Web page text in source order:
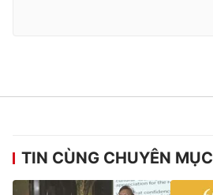
TIN CÙNG CHUYÊN MỤC